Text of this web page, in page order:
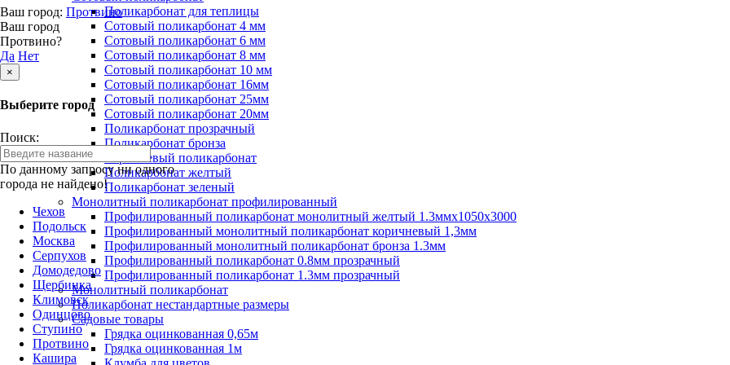
Ваш город: Протвино
Ваш город
Протвино?
Да Нет
×
Выберите город
Поиск:
По данному запросу ни одного
города не найдено!
Чехов
Подольск
Москва
Серпухов
Домодедово
Щербинка
Климовск
Одинцово
Ступино
Протвино
Кашира
Поликарбонат для теплицы
Сотовый поликарбонат 4 мм
Сотовый поликарбонат 6 мм
Сотовый поликарбонат 8 мм
Сотовый поликарбонат 10 мм
Сотовый поликарбонат 16мм
Сотовый поликарбонат 25мм
Сотовый поликарбонат 20мм
Поликарбонат прозрачный
Поликарбонат бронза
Коричневый поликарбонат
Поликарбонат желтый
Поликарбонат зеленый
Монолитный поликарбонат профилированный
Профилированный поликарбонат монолитный желтый 1.3ммх1050х3000
Профилированный монолитный поликарбонат коричневый 1,3мм
Профилированный монолитный поликарбонат бронза 1.3мм
Профилированный поликарбонат 0.8мм прозрачный
Профилированный поликарбонат 1.3мм прозрачный
Монолитный поликарбонат
Поликарбонат нестандартные размеры
Садовые товары
Грядка оцинкованная 0,65м
Грядка оцинкованная 1м